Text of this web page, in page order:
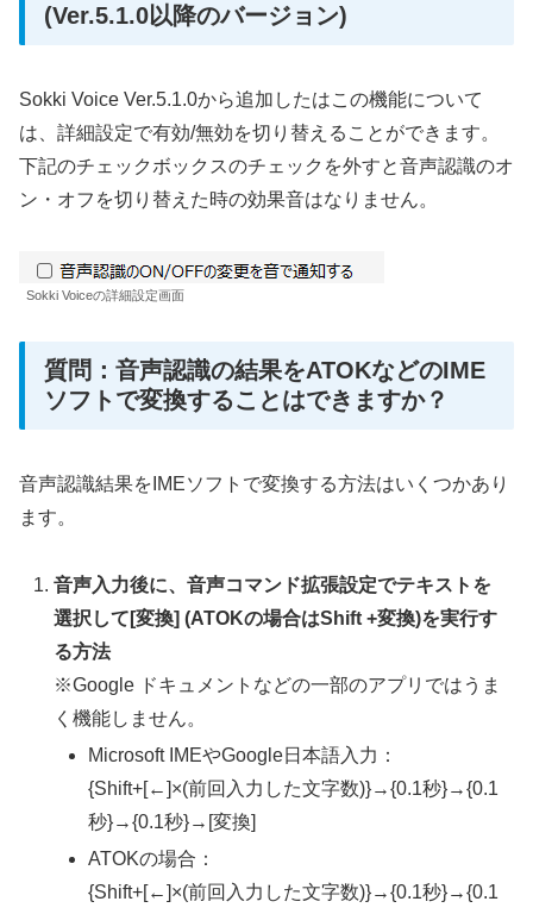
(Ver.5.1.0以降のバージョン)
Sokki Voice Ver.5.1.0から追加したはこの機能について
は、詳細設定で有効/無効を切り替えることができます。
下記のチェックボックスのチェックを外すと音声認識のオ
ン・オフを切り替えた時の効果音はなりません。
Sokki Voiceの詳細設定画面
質問：音声認識の結果をATOKなどのIME
ソフトで変換することはできますか？
音声認識結果をIMEソフトで変換する方法はいくつかあり
ます。
音声入力後に、音声コマンド拡張設定でテキストを
選択して[変換] (ATOKの場合はShift +変換)を実行す
る方法
※Google ドキュメントなどの一部のアプリではうま
く機能しません。
Microsoft IMEやGoogle日本語入力：
{Shift+[←]×(前回入力した文字数)}→{0.1秒}→{0.1
秒}→{0.1秒}→[変換]
ATOKの場合：
{Shift+[←]×(前回入力した文字数)}→{0.1秒}→{0.1